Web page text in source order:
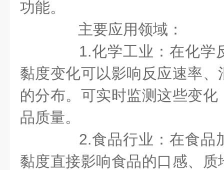
功能。
主要应用领域：
1.化学工业：在化学
黏度变化可以影响反应速率
的分布。可实时监测这些变
品质量。
2.食品行业：在食品
黏度直接影响食品的口感、